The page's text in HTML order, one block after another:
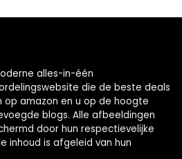
alles-in-één
die de beste deals
op amazon en u op de hoogte
blogs. Alle afbeeldingen
door hun respectievelijke
inhoud is afgeleid van hun